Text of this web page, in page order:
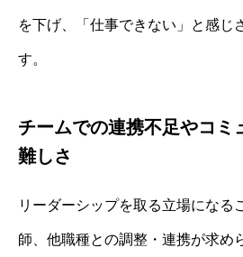
を下げ、「仕事できない」と感じ
す。
チームでの連携不足やコミ
難しさ
リーダーシップを取る立場になる
師、他職種との調整・連携が求め